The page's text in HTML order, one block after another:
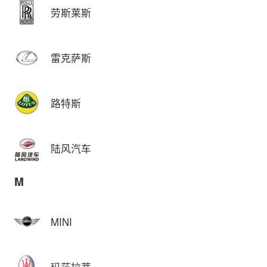
劳斯莱斯
雷克萨斯
路特斯
陆风汽车
M
MINI